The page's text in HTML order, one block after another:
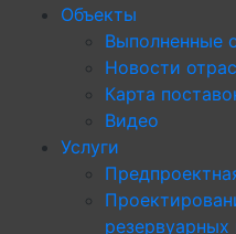
Объекты
Выполненные
Новости
Карта
Видео
Услуги
резервуарных